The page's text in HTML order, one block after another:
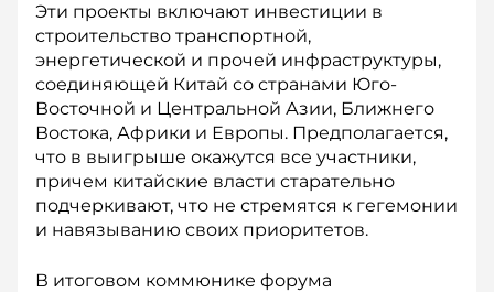
Эти проекты включают инвестиции в
строительство транспортной,
энергетической и прочей инфраструктуры,
соединяющей Китай со странами Юго-
Восточной и Центральной Азии, Ближнего
Востока, Африки и Европы. Предполагается,
что в выигрыше окажутся все участники,
причем китайские власти старательно
подчеркивают, что не стремятся к гегемонии
и навязыванию своих приоритетов.
В итоговом коммюнике форума